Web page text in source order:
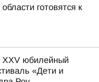
готовятся к
XXV юбилейный
«Дети и